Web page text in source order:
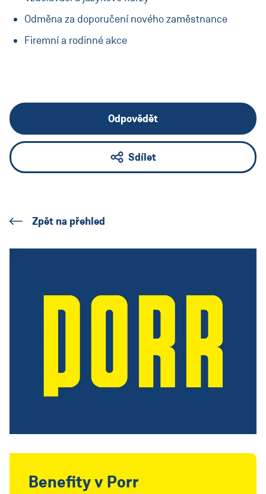
Odměna za doporučení nového zaměstnance
Firemní a rodinné akce
Odpovědět
Sdílet
Zpět na přehled
Benefity v Porr